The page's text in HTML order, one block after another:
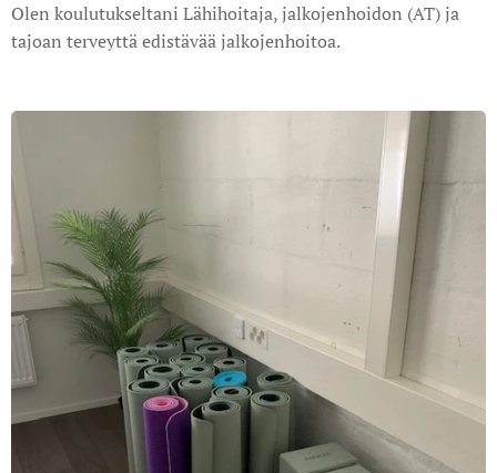
Olen koulutukseltani Lähihoitaja, jalkojenhoidon (AT) ja
tajoan terveyttä edistävää jalkojenhoitoa.